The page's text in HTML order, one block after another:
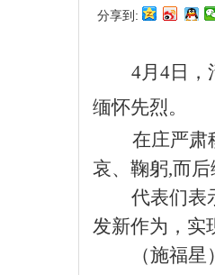
分享到:
4月 4日
缅怀先烈。
在庄严肃
哀、鞠躬,而后
代表们表
发新作为，实
（施福星）